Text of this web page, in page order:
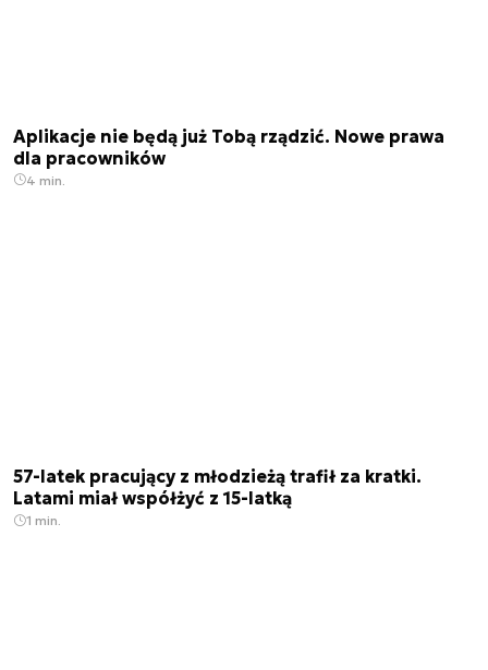
Aplikacje nie będą już Tobą rządzić. Nowe prawa
dla pracowników
4 min.
57-latek pracujący z młodzieżą trafił za kratki.
Latami miał współżyć z 15-latką
1 min.